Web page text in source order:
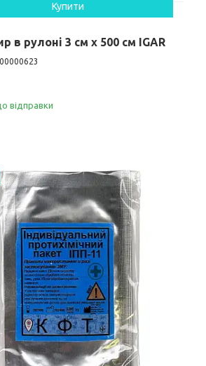
Купити
в рулоні 3 см х 500 см IGAR
відправки